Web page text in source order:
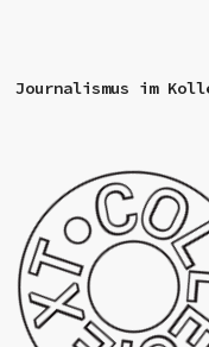
Journalismus im